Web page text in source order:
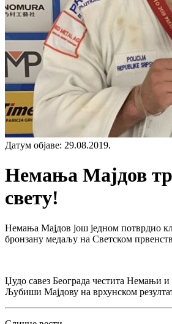
Датум објаве: 29.08.2019.
Немања Мајдов
свету!
Немања Мајдов још једном потврдио
бронзану медаљу на Светском
Џудо савез Београда честита Немањи
Љубиши Мајдову на врхунском